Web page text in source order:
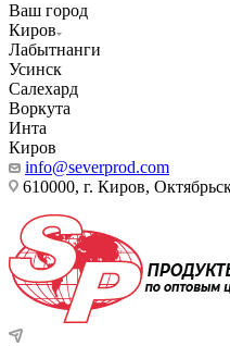
Ваш город
Киров
Лабытнанги
Усинск
Салехард
Воркута
Инта
Киров
info@severprod.com
610000, г. Киров,